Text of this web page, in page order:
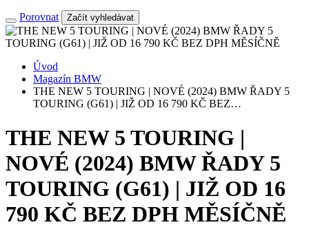
Porovnat Začít vyhledávat
Úvod
Magazín BMW
THE NEW 5 TOURING | NOVÉ (2024) BMW ŘADY 5
TOURING (G61) | JIŽ OD 16 790 KČ BEZ…
THE NEW 5 TOURING |
NOVÉ (2024) BMW ŘADY 5
TOURING (G61) | JIŽ OD 16
790 KČ BEZ DPH MĚSÍČNĚ